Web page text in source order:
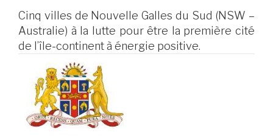
Cinq villes de Nouvelle Galles du Sud (NSW –
Australie) à la lutte pour être la première cité
de l’île-continent à énergie positive.